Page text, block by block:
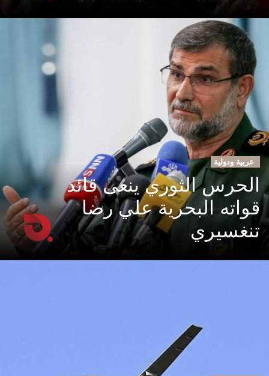
عربية ودولية
الحرس الثوري ينعى قائد
قواته البحرية علي رضا
تنغسيري